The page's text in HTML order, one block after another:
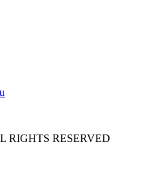
RIGHTS RESERVED